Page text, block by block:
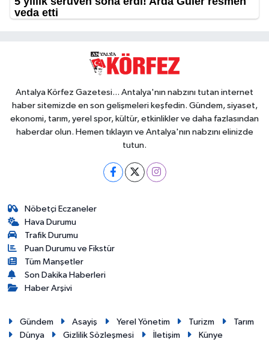
Antalya Körfez Gazetesi... Antalya'nın nabzını tutan internet
haber sitemizde en son gelişmeleri keşfedin. Gündem, siyaset,
ekonomi, tarım, yerel spor, kültür, etkinlikler ve daha fazlasından
haberdar olun. Hemen tıklayın ve Antalya'nın nabzını elinizde
tutun.
Nöbetçi Eczaneler
Hava Durumu
Trafik Durumu
Puan Durumu ve Fikstür
Tüm Manşetler
Son Dakika Haberleri
Haber Arşivi
Gündem Asayiş Yerel Yönetim Turizm
Tarım
Dünya
Gizlilik Sözleşmesi İletişim Künye